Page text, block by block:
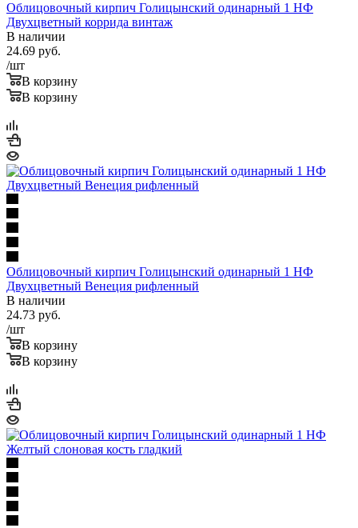
Облицовочный кирпич Голицынский одинарный 1 НФ
Двухцветный коррида винтаж
В наличии
24.69 руб.
/шт
В корзину
В корзину
Облицовочный кирпич Голицынский одинарный 1 НФ
Двухцветный Венеция рифленный
В наличии
24.73 руб.
/шт
В корзину
В корзину